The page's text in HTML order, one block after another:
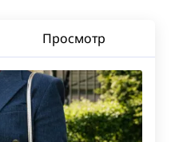
Просмотр